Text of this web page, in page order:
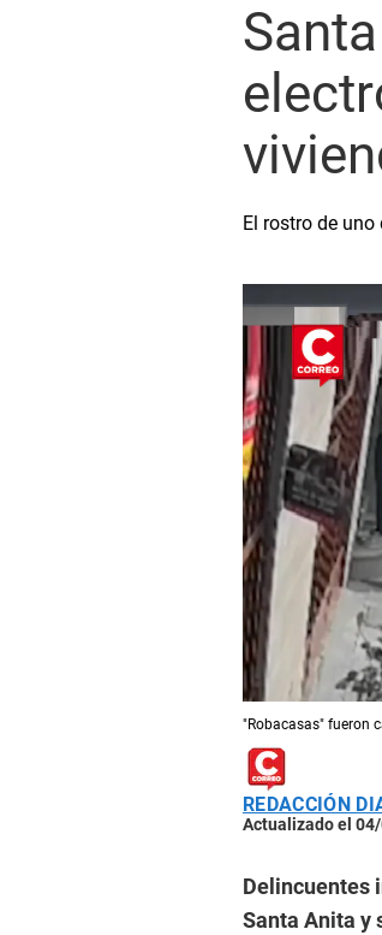
El rostro de
"Robacasas" fueron
REDACCIÓN
Actualizado el
Delincuentes
Santa Anita y